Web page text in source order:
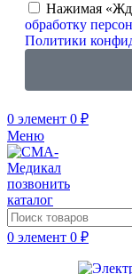
Нажимая
обработку
Политики
0 элемент 0 ₽
Меню
позвонить
каталог
0 элемент 0 ₽